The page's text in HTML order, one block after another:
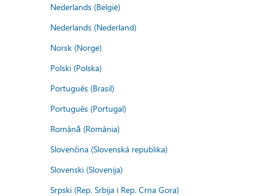
Nederlands (België)
Nederlands (Nederland)
Norsk (Norge)
Polski (Polska)
Português (Brasil)
Português (Portugal)
Română (România)
Slovenčina (Slovenská republika)
Slovenski (Slovenija)
Srpski (Rep. Srbija i Rep. Crna Gora)